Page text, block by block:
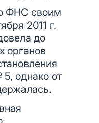
ФНС своим
2011 г.
до
органов
однако от